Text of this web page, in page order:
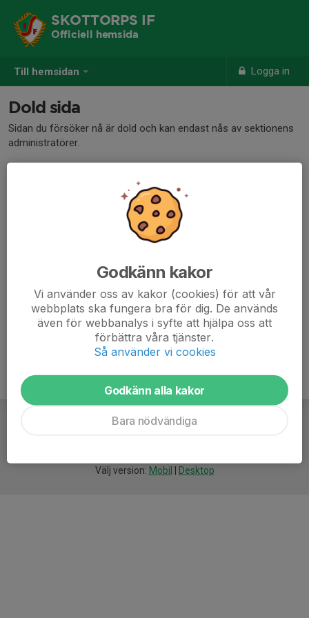
Till hemsidan Logga in
SKOTTORPS IF
Officiell hemsida
Dold sida
Sidan du försöker nå är dold och kan endast nås av sektionens
administratörer.
Välj version: Mobil Desktop
Godkänn kakor
Vi använder oss av kakor (cookies) för att vår
webbplats ska fungera bra för dig. De används
även för webbanalys i syfte att hjälpa oss att
förbättra våra tjänster.
Så använder vi cookies
Godkänn alla kakor
Bara nödvändiga